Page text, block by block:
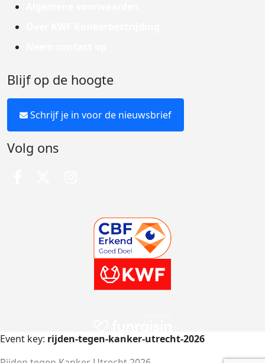
Blijf op de hoogte
Schrijf je in voor de nieuwsbrief
Volg ons
Event key: rijden-tegen-kanker-utrecht-2026